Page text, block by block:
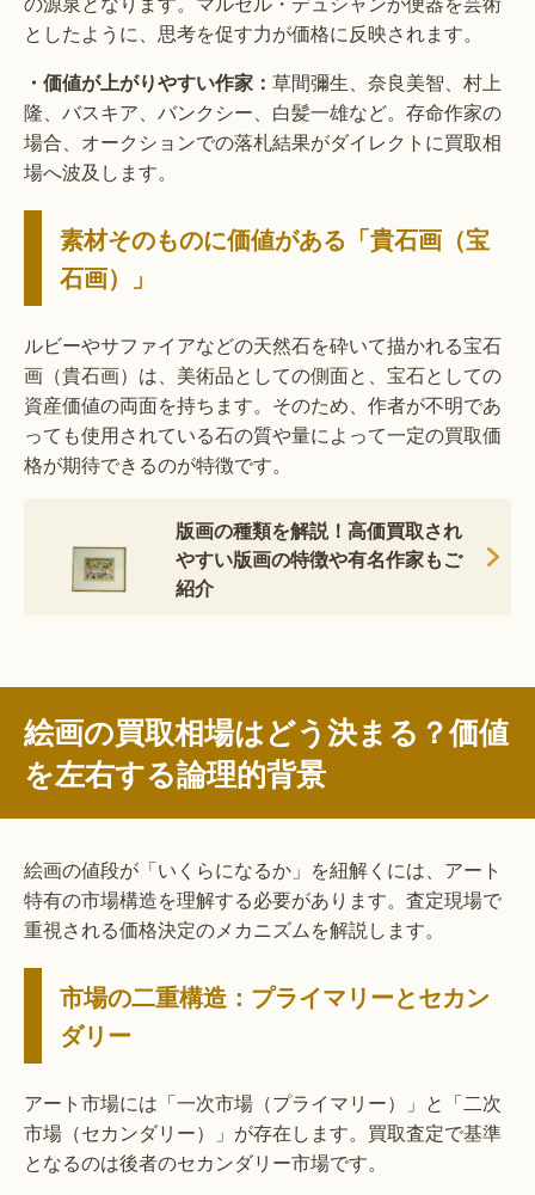
としたように、思考を促す力が価格に反映されます。
・価値が上がりやすい作家： 草間彌生、奈良美智、村上
隆、バスキア、バンクシー、白髪一雄など。存命作家の
場合、オークションでの落札結果がダイレクトに買取相
場へ波及します。
素材そのものに価値がある「貴石画（宝
石画）」
ルビーやサファイアなどの天然石を砕いて描かれる宝石
画（貴石画）は、美術品としての側面と、宝石としての
資産価値の両面を持ちます。そのため、作者が不明であ
っても使用されている石の質や量によって一定の買取価
格が期待できるのが特徴です。
版画の種類を解説！高価買取され
やすい版画の特徴や有名作家もご
紹介
絵画の買取相場はどう決まる？価値
を左右する論理的背景
絵画の値段が「いくらになるか」を紐解くには、アート
特有の市場構造を理解する必要があります。査定現場で
重視される価格決定のメカニズムを解説します。
市場の二重構造：プライマリーとセカン
ダリー
アート市場には「一次市場（プライマリー）」と「二次
市場（セカンダリー）」が存在します。買取査定で基準
となるのは後者のセカンダリー市場です。